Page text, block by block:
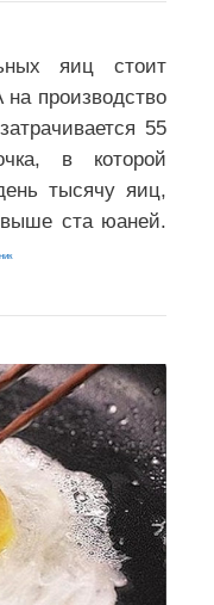
яиц стоит
производство
55
в которой
тысячу яиц,
ста юаней.